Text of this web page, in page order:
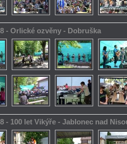
- Orlické ozvěny - Dobruška
- 100 let Vikýře - Jablonec nad